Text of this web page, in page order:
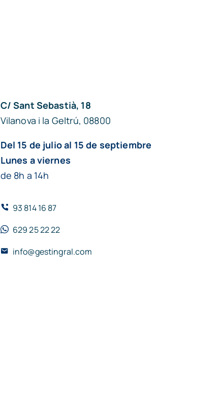
C/ Sant Sebastià, 18
Vilanova i la Geltrú, 08800
Del 15 de julio al 15 de septiembre
Lunes a viernes
de 8h a 14h
93 814 16 87
629 25 22 22
info@gestingral.com